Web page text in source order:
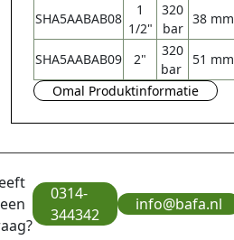
SHA5AABAB08
1
1/2"
320
bar
38 mm
SHA5AABAB09 2"
320
bar
51 mm
Omal Produktinformatie
0314-
344342
info@bafa.nl